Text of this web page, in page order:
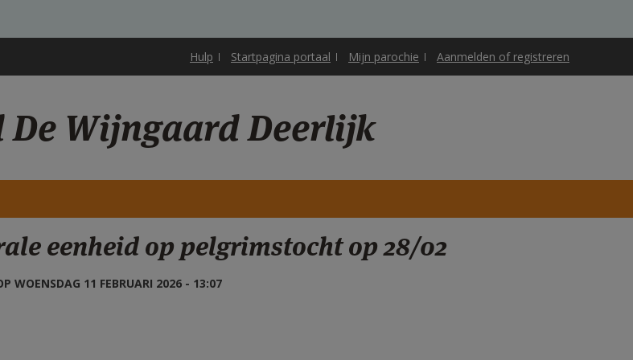
Hulp Startpagina portaal Mijn parochie Aanmelden of registreren
De Wijngaard Deerlijk
eenheid op pelgrimstocht op 28/02
WOENSDAG 11 FEBRUARI 2026 - 13:07